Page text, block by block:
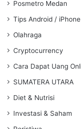
Posmetro Medan
Tips Android / iPhone
Olahraga
Cryptocurrency
Cara Dapat Uang
SUMATERA UTARA
Diet & Nutrisi
Investasi & Saham